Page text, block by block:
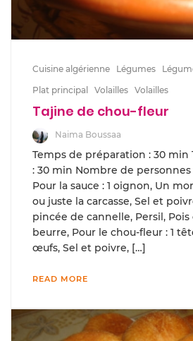
Cuisine algérienne Légumes
Plat principal
Volailles Volailles
Tajine de chou-fleur
Naima Boussaa
Temps de préparation : 30 min
: 30 min Nombre de
Pour la sauce : 1 oignon, Un
ou juste la carcasse, Sel et
pincée de cannelle, Persil,
beurre, Pour le chou-fleur : 1
œufs, Sel et poivre, […]
READ MORE